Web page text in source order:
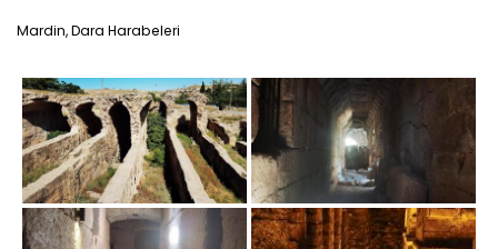
Mardin, Dara Harabeleri